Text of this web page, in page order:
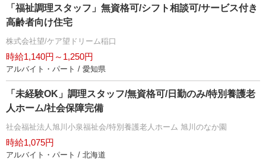
「福祉調理スタッフ」無資格可/シフト相談可/サービス付き
高齢者向け住宅
株式会社望/ケア望ドリーム稲口
時給1,140円～1,250円
アルバイト・パート / 愛知県
「未経験OK」調理スタッフ/無資格可/日勤のみ/特別養護老
人ホーム/社会保障完備
社会福祉法人旭川小泉福祉会/特別養護老人ホーム 旭川のなか園
時給1,075円
アルバイト・パート / 北海道